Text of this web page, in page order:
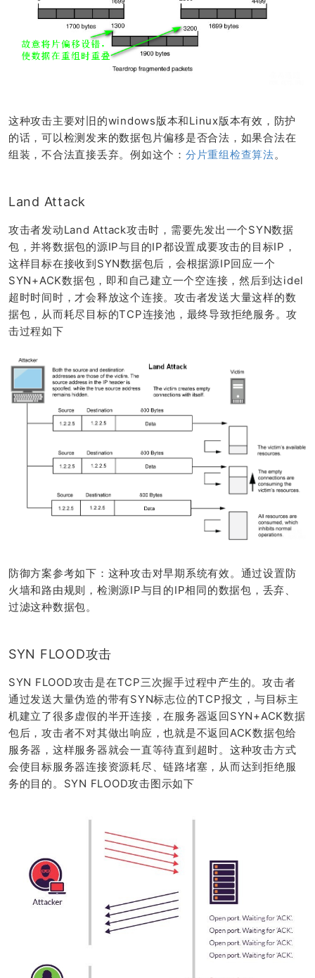
这种攻击主要对旧的windows版本和Linux版本有效，防护
的话，可以检测发来的数据包片偏移是否合法，如果合法在
组装，不合法直接丢弃。例如这个： 分片重组检查算法。
Land Attack
攻击者发动Land Attack攻击时，需要先发出一个SYN数据
包，并将数据包的源IP与目的IP都设置成要攻击的目标IP，
这样目标在接收到SYN数据包后，会根据源IP回应一个
SYN+ACK数据包，即和自己建立一个空连接，然后到达idel
超时时间时，才会释放这个连接。攻击者发送大量这样的数
据包，从而耗尽目标的TCP连接池，最终导致拒绝服务。攻
击过程如下
防御方案参考如下：这种攻击对早期系统有效。通过设置防
火墙和路由规则，检测源IP与目的IP相同的数据包，丢弃、
过滤这种数据包。
SYN FLOOD攻击
SYN FLOOD攻击是在TCP三次握手过程中产生的。攻击者
通过发送大量伪造的带有SYN标志位的TCP报文，与目标主
机建立了很多虚假的半开连接，在服务器返回SYN+ACK数据
包后，攻击者不对其做出响应，也就是不返回ACK数据包给
服务器，这样服务器就会一直等待直到超时。这种攻击方式
会使目标服务器连接资源耗尽、链路堵塞，从而达到拒绝服
务的目的。SYN FLOOD攻击图示如下